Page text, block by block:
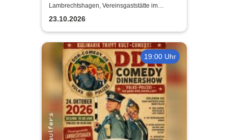
ZUSATZSHOW
Lambrechtshagen, Vereinsgaststätte im
Gemeindezentrum Lambrechtshagen
23.10.2026
19:00 Uhr